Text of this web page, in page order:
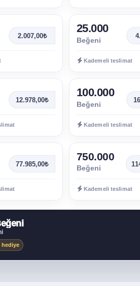
2.007,00₺
25.000
Beğeni
Kademeli teslimat
12.978,00₺
100.000
Beğeni
Kademeli teslimat
77.985,00₺
750.000
Beğeni
Kademeli teslimat
hediye